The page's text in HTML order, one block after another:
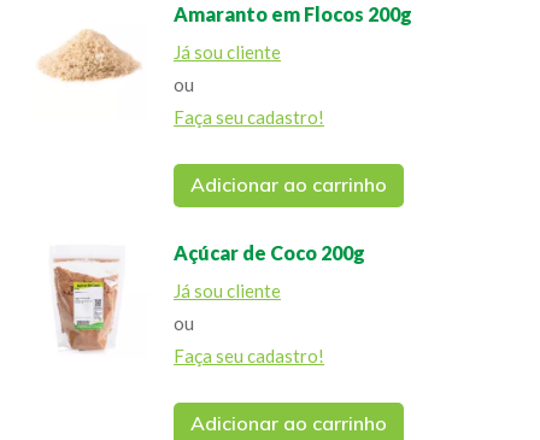
Amaranto em Flocos 200g
Já sou cliente
ou
Faça seu cadastro!
Adicionar ao carrinho
Açúcar de Coco 200g
Já sou cliente
ou
Faça seu cadastro!
Adicionar ao carrinho